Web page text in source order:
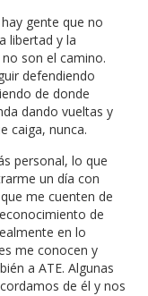
gente que no
libertad y la
son el camino.
defendiendo
de donde
dando vueltas y
caiga, nunca.
personal, lo que
un día con
me cuenten de
de
en lo
me conocen y
a ATE. Algunas
de él y nos